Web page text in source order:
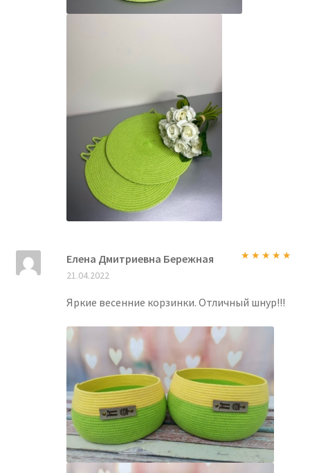
Елена Дмитриевна Бережная
21.04.2022
Яркие весенние корзинки. Отличный шнур!!!